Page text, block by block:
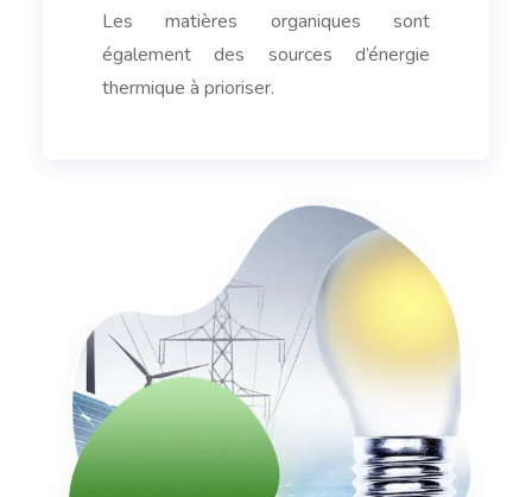
Les matières organiques sont
également des sources d’énergie
thermique à prioriser.